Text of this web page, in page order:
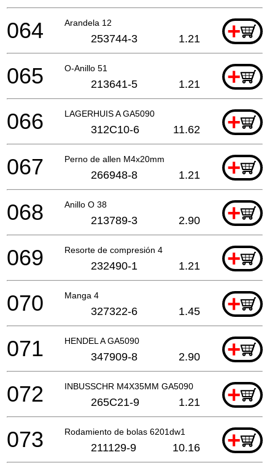
Arandela 12 +
064 253744-3 1.21
O-Anillo 51 +
065 213641-5 1.21
LAGERHUIS A GA5090 +
066 312C10-6 11.62
Perno de allen M4x20mm +
067 266948-8 1.21
Anillo O 38 +
068 213789-3 2.90
Resorte de compresión 4 +
069 232490-1 1.21
Manga 4 +
070 327322-6 1.45
HENDEL A GA5090 +
071 347909-8 2.90
INBUSSCHR M4X35MM GA5090 +
072 265C21-9 1.21
Rodamiento de bolas 6201dw1 +
073 211129-9 10.16